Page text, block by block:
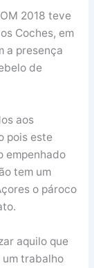
2018 teve
Coches, em
a presença
de
aos
pois este
empenhado
tem um
o pároco
aquilo que
um trabalho